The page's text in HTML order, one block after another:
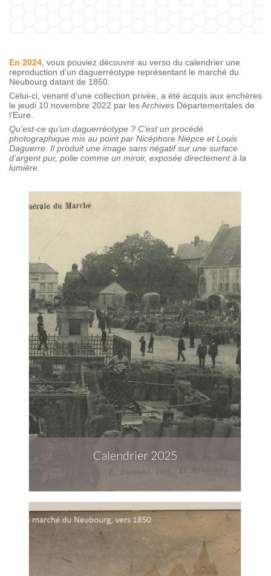
En 2024 , vous pouviez découvrir au verso du calendrier une
reproduction d’un daguerréotype représentant le marché du
Neubourg datant de 1850.
Celui-ci, venant d’une collection privée, a été acquis aux enchères
le jeudi 10 novembre 2022 par les Archives Départementales de
l’Eure.
Qu’est-ce qu’un daguerréotype ? C’est un procédé
photographique mis au point par Nicéphore Niépce etLouis
Daguerre . Il produit une image sans négatif sur une surface
d’argentpur, polie comme un miroir, exposée directement à la
lumière.
Calendrier 2025